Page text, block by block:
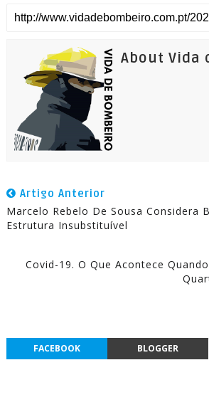
About Vida
Artigo Anterior
Marcelo Rebelo De Sousa Considera
Estrutura Insubstituível
Covid-19. O Que Acontece
FACEBOOK BLOGGER